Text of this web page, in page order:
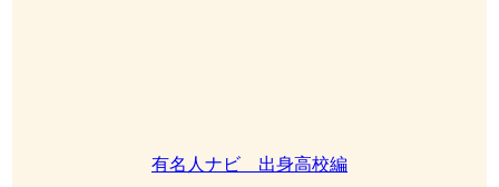
有名人ナビ 出身高校編